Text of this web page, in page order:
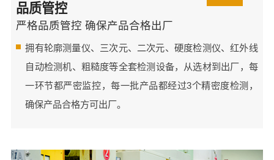
品质管控
严格品质管控 确保产品合格出厂
拥有轮廓测量仪、三次元、二次元、硬度检测仪、红外线
自动检测机、粗糙度等全套检测设备，从选材到出厂，每
一环节都严密监控，每一批产品都经过3个精密度检测，
确保产品合格方可出厂。